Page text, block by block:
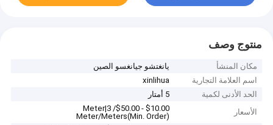
منتوج وصف
مكان المنشأ
يانغتشو جيانغسو الصين
اسم العلامة التجارية
xinlihua
الحد الأدنى لكمية
5 أمتار
الأسعار
$10.00 - $50.00/ Meter|3
Meter/Meters(Min. Order)